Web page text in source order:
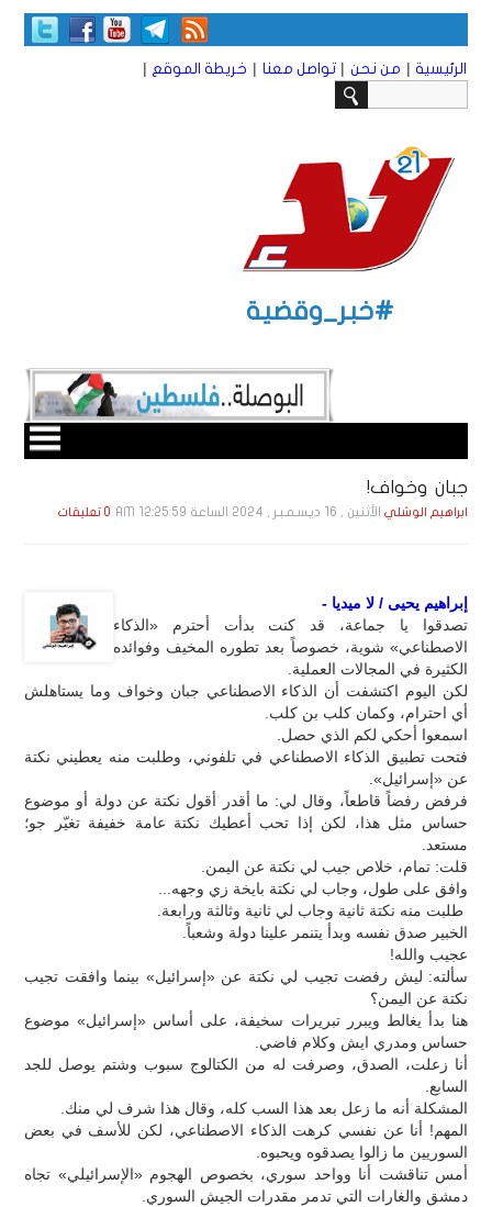
الرئيسية | من نحن | تواصل معنا | خريطة الموقع |
#خبر_وقضية
جبان وخواف!
ابراهيم الوشلي الأثنين , 16 ديـسـمـبـر , 2024 الساعة 12:25:59 AM 0 تعليقات
إبراهيم يحيى / لا ميديا -
تصدقوا يا جماعة، قد كنت بدأت أحترم «الذكاء
الاصطناعي» شوية، خصوصاً بعد تطوره المخيف وفوائده
الكثيرة في المجالات العملية.
لكن اليوم اكتشفت أن الذكاء الاصطناعي جبان وخواف وما يستاهلش
أي احترام، وكمان كلب بن كلب.
اسمعوا أحكي لكم الذي حصل.
فتحت تطبيق الذكاء الاصطناعي في تلفوني، وطلبت منه يعطيني نكتة
عن «إسرائيل».
فرفض رفضاً قاطعاً، وقال لي: ما أقدر أقول نكتة عن دولة أو موضوع
حساس مثل هذا، لكن إذا تحب أعطيك نكتة عامة خفيفة تغيّر جو؛
مستعد.
قلت: تمام، خلاص جيب لي نكتة عن اليمن.
وافق على طول، وجاب لي نكتة بايخة زي وجهه...
طلبت منه نكتة ثانية وجاب لي ثانية وثالثة ورابعة.
الخبير صدق نفسه وبدأ يتنمر علينا دولة وشعباً.
عجيب والله!
سألته: ليش رفضت تجيب لي نكتة عن «إسرائيل» بينما وافقت تجيب
نكتة عن اليمن؟
هنا بدأ يغالط ويبرر تبريرات سخيفة، على أساس «إسرائيل» موضوع
حساس ومدري ايش وكلام فاضي.
أنا زعلت، الصدق، وصرفت له من الكتالوج سبوب وشتم يوصل للجد
السابع.
المشكلة أنه ما زعل بعد هذا السب كله، وقال هذا شرف لي منك.
المهم! أنا عن نفسي كرهت الذكاء الاصطناعي، لكن للأسف في بعض
السوريين ما زالوا يصدقوه ويحبوه.
أمس تناقشت أنا وواحد سوري، بخصوص الهجوم «الإسرائيلي» تجاه
دمشق والغارات التي تدمر مقدرات الجيش السوري.